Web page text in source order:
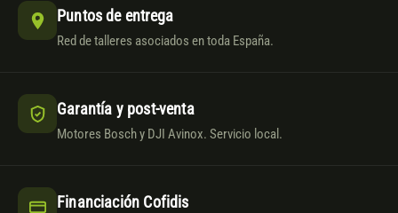
Puntos de entrega
Red de talleres asociados en toda España.
Garantía y post-venta
Motores Bosch y DJI Avinox. Servicio local.
Financiación Cofidis